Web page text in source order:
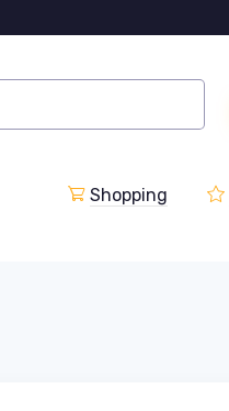
Shopping